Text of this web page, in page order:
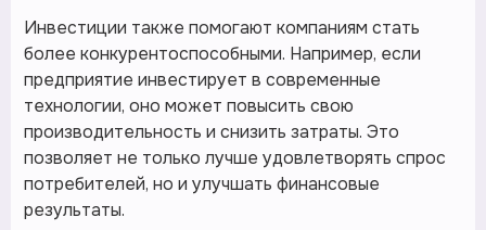
Инвестиции также помогают компаниям стать
более конкурентоспособными. Например, если
предприятие инвестирует в современные
технологии, оно может повысить свою
производительность и снизить затраты. Это
позволяет не только лучше удовлетворять спрос
потребителей, но и улучшать финансовые
результаты.